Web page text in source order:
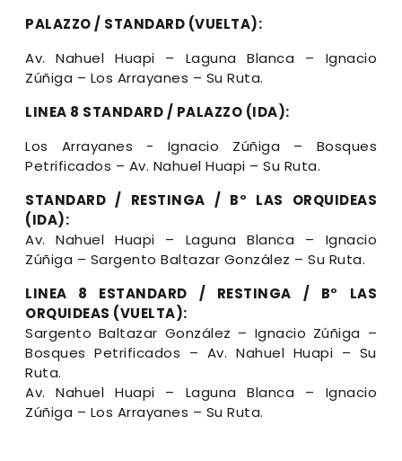
PALAZZO / STANDARD (VUELTA):
Av. Nahuel Huapi – Laguna Blanca – Ignacio
Zúñiga – Los Arrayanes – Su Ruta.
LINEA 8 STANDARD / PALAZZO (IDA):
Los Arrayanes - Ignacio Zúñiga – Bosques
Petrificados – Av. Nahuel Huapi – Su Ruta.
STANDARD / RESTINGA / B° LAS ORQUIDEAS
(IDA):
Av. Nahuel Huapi – Laguna Blanca – Ignacio
Zúñiga – Sargento Baltazar González – Su Ruta.
LINEA 8 ESTANDARD / RESTINGA / B° LAS
ORQUIDEAS (VUELTA):
Sargento Baltazar González – Ignacio Zúñiga –
Bosques Petrificados – Av. Nahuel Huapi – Su
Ruta.
Av. Nahuel Huapi – Laguna Blanca – Ignacio
Zúñiga – Los Arrayanes – Su Ruta.